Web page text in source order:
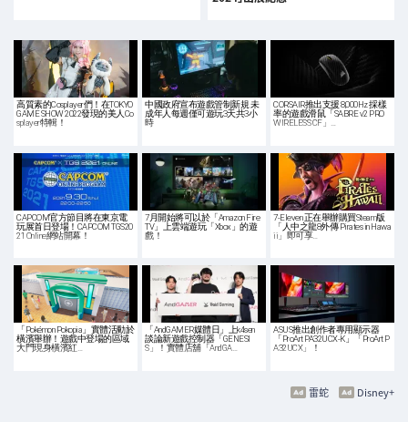
高質素的Cosplayer們！在TOKYO
GAME SHOW 2022發現的美人Co
splayer特輯！
中國政府宣布遊戲管制新規 未
成年人每週僅可遊玩3天共3小
時
CORSAIR推出支援 8,000Hz 採樣
率的遊戲滑鼠「SABRE v2 PRO
WIRELESS CF」…
CAPCOM官方節目將在東京電
玩展首日登場！CAPCOM TGS20
21 Online網站開幕！
7月開始將可以於「Amazon Fire
TV」上雲端遊玩「Xbox」的遊
戲！
7-Eleven 正在舉辦購買Steam版
「人中之龍8外傳 Pirates in Hawa
ii」即可享…
「Pokémon Pokopia」實體活動於
橫濱舉辦！遊戲中登場的區域
大門現身橫濱紅…
「AndGAMER媒體日」上k4sen
談論新遊戲控制器「GENESI
S」！實體店舖「AndGA…
ASUS推出創作者專用顯示器
「ProArt PA32UCX-K」「ProArt P
A32UCX」！
Disney+
雷蛇